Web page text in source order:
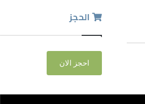
الحجز
احجز الان